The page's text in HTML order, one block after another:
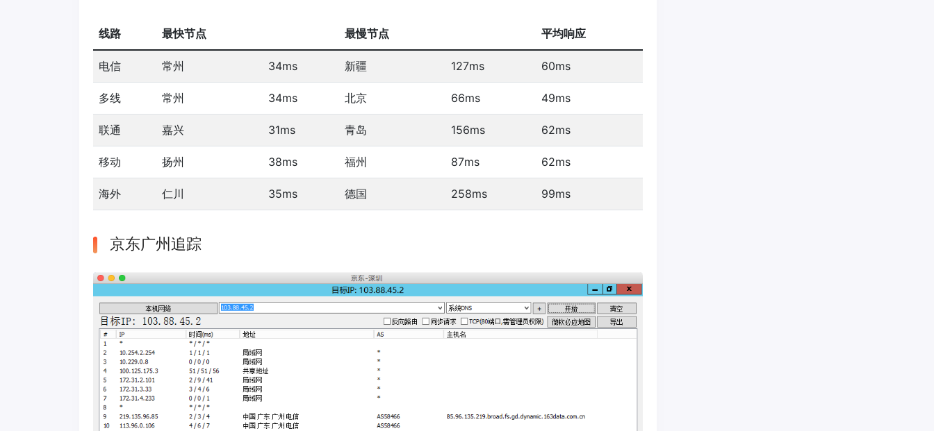
线路 最快节点 最慢节点 平均响应
电信 常州 34ms 新疆 127ms 60ms
多线 常州 34ms 北京 66ms 49ms
联通 嘉兴 31ms 青岛 156ms 62ms
移动 扬州 38ms 福州 87ms 62ms
海外 仁川 35ms 德国 258ms 99ms
京东广州追踪